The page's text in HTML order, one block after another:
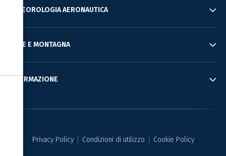
METEOROLOGIA AERONAUTICA
MARE E MONTAGNA
INFORMAZIONE
Privacy Policy Condizioni di utilizzo Cookie Policy